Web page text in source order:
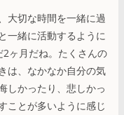
大切な時間を一緒に過
一緒に活動するように
ヶ月だね。たくさんの
は、なかなか自分の気
しかったり、悲しかっ
ことが多いように感じ